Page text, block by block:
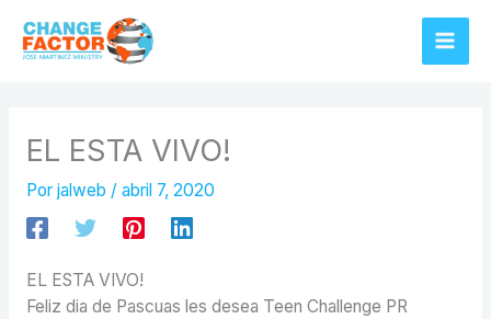
contenido
EL ESTA VIVO!
Por jalweb / abril 7, 2020
EL ESTA VIVO!
Feliz dia de Pascuas les desea Teen Challenge PR